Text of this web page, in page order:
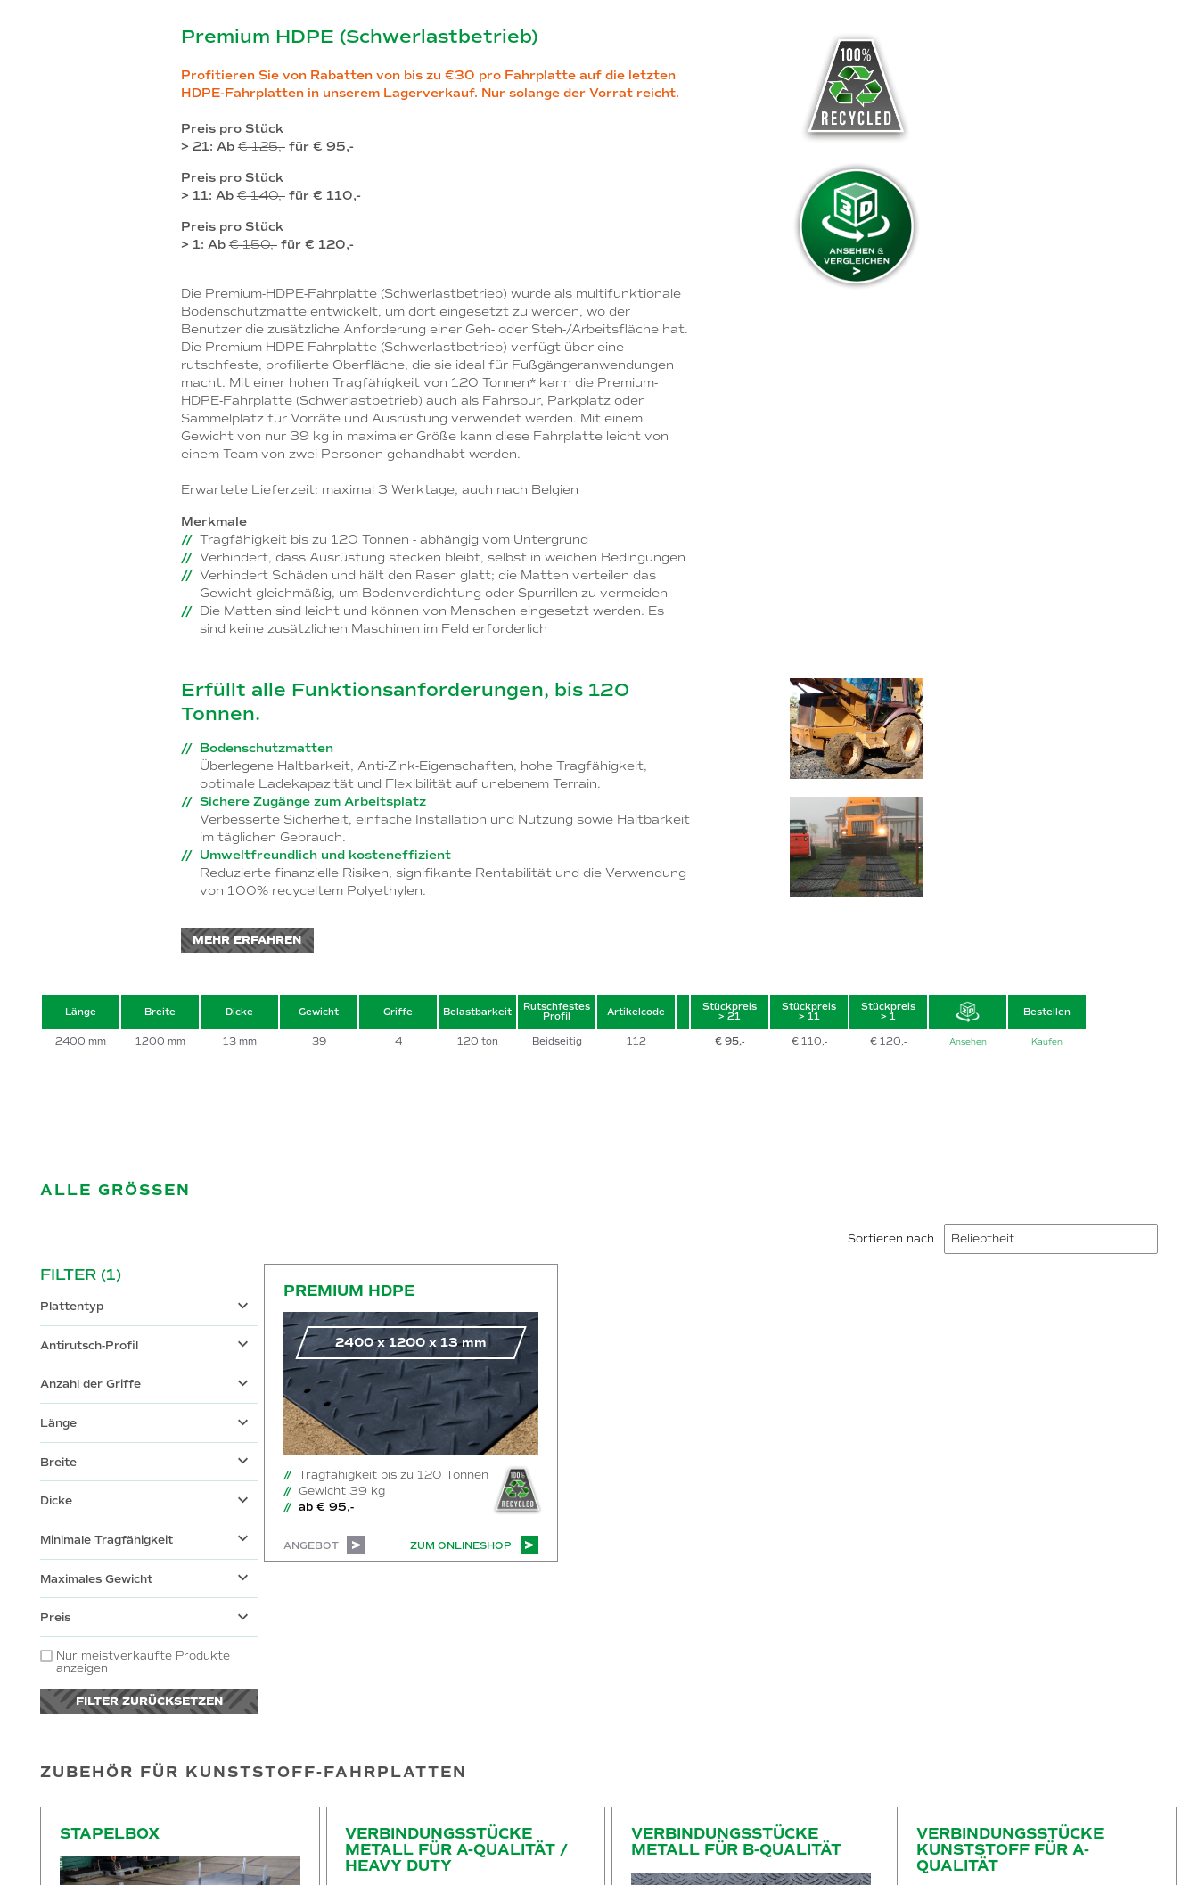
Premium HDPE (Schwerlastbetrieb)
Profitieren Sie von Rabatten von bis zu €30 pro Fahrplatte auf die letzten
HDPE-Fahrplatten in unserem Lagerverkauf. Nur solange der Vorrat reicht.
Preis pro Stück
> 21: Ab€ 125,-für € 95,-
Preis pro Stück
> 11: Ab€ 140,-für € 110,-
Preis pro Stück
> 1: Ab€ 150,-für € 120,-
Die Premium-HDPE-Fahrplatte (Schwerlastbetrieb) wurde als multifunktionale
Bodenschutzmatte entwickelt, um dort eingesetzt zu werden, wo der
Benutzer die zusätzliche Anforderung einer Geh- oder Steh-/Arbeitsfläche hat.
Die Premium-HDPE-Fahrplatte (Schwerlastbetrieb) verfügt über eine
rutschfeste, profilierte Oberfläche, die sie ideal für Fußgängeranwendungen
macht. Mit einer hohen Tragfähigkeit von 120 Tonnen* kann die Premium-
HDPE-Fahrplatte (Schwerlastbetrieb) auch als Fahrspur, Parkplatz oder
Sammelplatz für Vorräte und Ausrüstung verwendet werden. Mit einem
Gewicht von nur 39 kg in maximaler Größe kann diese Fahrplatte leicht von
einem Team von zwei Personen gehandhabt werden.
Erwartete Lieferzeit: maximal 3 Werktage, auch nach Belgien
Merkmale
Tragfähigkeit bis zu 120 Tonnen - abhängig vom Untergrund
Verhindert, dass Ausrüstung stecken bleibt, selbst in weichen Bedingungen
Verhindert Schäden und hält den Rasen glatt; die Matten verteilen das
Gewicht gleichmäßig, um Bodenverdichtung oder Spurrillen zu vermeiden
Die Matten sind leicht und können von Menschen eingesetzt werden. Es
sind keine zusätzlichen Maschinen im Feld erforderlich
Erfüllt alle Funktionsanforderungen, bis 120
Tonnen.
Bodenschutzmatten
Überlegene Haltbarkeit, Anti-Zink-Eigenschaften, hohe Tragfähigkeit,
optimale Ladekapazität und Flexibilität auf unebenem Terrain.
Sichere Zugänge zum Arbeitsplatz
Verbesserte Sicherheit, einfache Installation und Nutzung sowie Haltbarkeit
im täglichen Gebrauch.
Umweltfreundlich und kosteneffizient
Reduzierte finanzielle Risiken, signifikante Rentabilität und die Verwendung
von 100% recyceltem Polyethylen.
MEHR ERFAHREN
Länge Breite Dicke Gewicht Griffe Belastbarkeit
Rutschfestes
Profil
Artikelcode
Stückpreis
> 21
Stückpreis
> 11
Stückpreis
> 1
Bestellen
2400 mm 1200 mm 13 mm 39 4 120 ton Beidseitig 112 € 95,- € 110,- € 120,- Ansehen Kaufen
ALLE GRÖSSEN
FILTER (1)
Plattentyp
Antirutsch-Profil
Anzahl der Griffe
Länge
Breite
Dicke
Minimale Tragfähigkeit
Maximales Gewicht
Preis
Nur meistverkaufte Produkte
anzeigen
FILTER ZURÜCKSETZEN
Sortieren nach
Zum Onlineshop
PREMIUM HDPE
2400x1200x 13mm
Tragfähigkeit bis zu 120 Tonnen
Gewicht 39 kg
ab € 95,-
ANGEBOT ZUM ONLINESHOP
ZUBEHÖR FÜR KUNSTSTOFF-FAHRPLATTEN
Stapelbox
STAPELBOX
Verbindungsstücke metall für A-Qualität / Heavy Duty
VERBINDUNGSSTÜCKE
METALL FÜR A-QUALITÄT /
HEAVY DUTY
Verbindungsstücke metall für B-Qualität
VERBINDUNGSSTÜCKE
METALL FÜR B-QUALITÄT
Verbindungsstücke kunststoff für A-Qualität
VERBINDUNGSSTÜCKE
KUNSTSTOFF FÜR A-
QUALITÄT